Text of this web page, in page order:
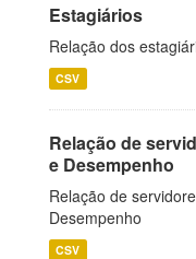
Estagiários
Relação dos
CSV
Relação de
e Desempenho
Relação de
Desempenho
CSV